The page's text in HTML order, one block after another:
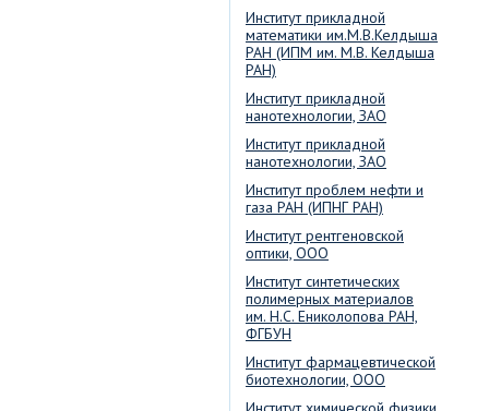
Институт прикладной
математики им.М.В.Келдыша
РАН (ИПМ им. М.В. Келдыша
РАН)
Институт прикладной
нанотехнологии, ЗАО
Институт прикладной
нанотехнологии, ЗАО
Институт проблем нефти и
газа РАН (ИПНГ РАН)
Институт рентгеновской
оптики, ООО
Институт синтетических
полимерных материалов
им. Н.С. Ениколопова РАН,
ФГБУН
Институт фармацевтической
биотехнологии, ООО